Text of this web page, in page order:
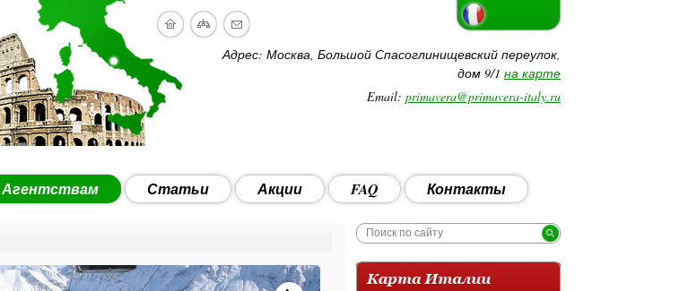
Адрес: Москва, Большой Спасоглинищевский переулок,
дом 9/1 на карте
Email: primavera@primavera-italy.ru
Агентствам Статьи Акции FAQ Контакты